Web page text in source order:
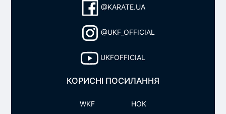
@KARATE.UA
@UKF_OFFICIAL
UKFOFFICIAL
КОРИСНІ ПОСИЛАННЯ
WKF НОК